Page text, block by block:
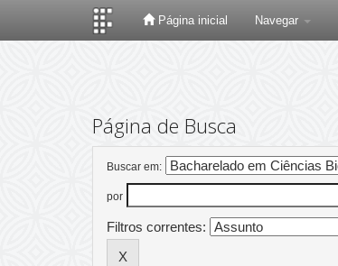
Página inicial Navegar
Página de Busca
Buscar em:
por
Filtros correntes: